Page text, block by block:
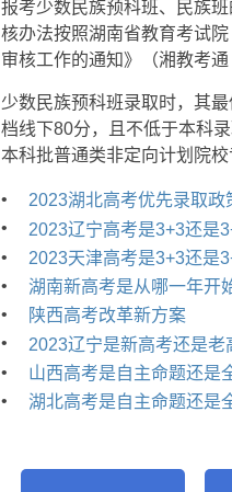
报考少数民族预科班、民族
核办法按照湖南省教育考试
审核工作的通知》（湘教考
少数民族预科班录取时，其
档线下80分，且不低于本科
本科批普通类非定向计划院
•
2023湖北高考优先录取政
•
2023辽宁高考是3+3还是
•
2023天津高考是3+3还是
•
湖南新高考是从哪一年开
•
陕西高考改革新方案
•
2023辽宁是新高考还是老
•
山西高考是自主命题还是
•
湖北高考是自主命题还是